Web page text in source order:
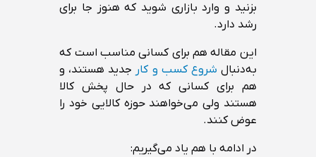
بزنید و وارد بازاری شوید که هنوز جا برای
رشد دارد.
این مقاله هم برای کسانی مناسب است که
به‌دنبال شروع کسب و کار جدید هستند، و
هم برای کسانی که در حال پخش کالا
هستند ولی می‌خواهند حوزه کالایی خود را
عوض کنند.
در ادامه با هم یاد می‌گیریم: